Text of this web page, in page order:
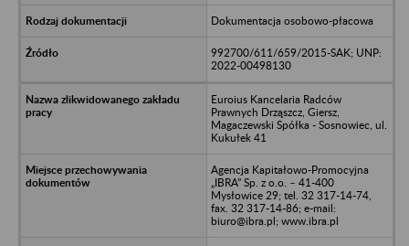
Dokumentacja osobowo-płacowa
992700/611/659/2015-SAK; UNP:
2022-00498130
Euroius Kancelaria Radców
Prawnych Drząszcz, Giersz,
Magaczewski Spółka - Sosnowiec, ul.
Kukułek 41
Agencja Kapitałowo-Promocyjna
„IBRA” Sp. z o.o. – 41-400
Mysłowice 29; tel. 32 317-14-74,
fax. 32 317-14-86; e-mail:
biuro@ibra.pl; www.ibra.pl